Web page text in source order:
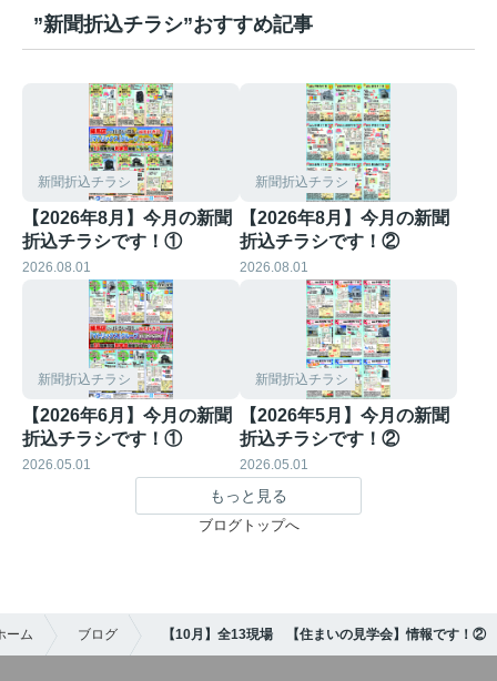
”新聞折込チラシ”おすすめ記事
新聞折込チラシ
【2026年8月】今月の新聞
折込チラシです！①
2026.08.01
新聞折込チラシ
【2026年8月】今月の新聞
折込チラシです！②
2026.08.01
新聞折込チラシ
【2026年6月】今月の新聞
折込チラシです！①
2026.05.01
新聞折込チラシ
【2026年5月】今月の新聞
折込チラシです！②
2026.05.01
もっと見る
ブログトップへ
ーム ブログ 【10月】全13現場 【住まいの見学会】情報です！②